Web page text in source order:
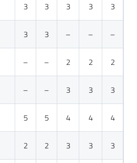
3 3 3 3 3
3 3 – – –
– – 2 2 2
– – 3 3 3
5 5 4 4 4
2 2 3 3 3